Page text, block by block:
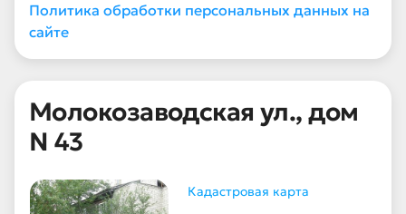
Политика обработки персональных данных на
сайте
Молокозаводская ул., дом
N 43
Кадастровая карта